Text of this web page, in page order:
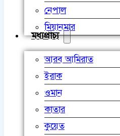
নেপাল
মিয়ানমার
মধ্যপ্রাচ্য
আরব আমিরাত
ইরাক
ওমান
কাতার
কুয়েত